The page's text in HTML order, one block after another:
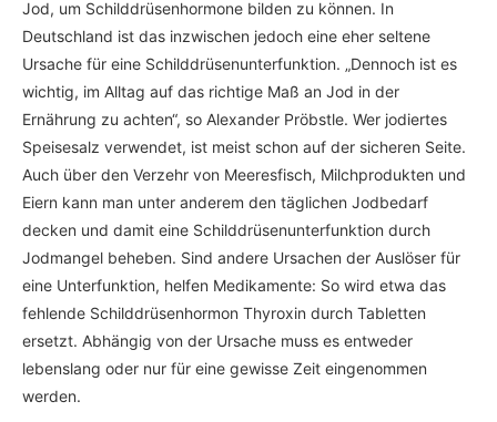
Jod, um Schilddrüsenhormone bilden zu können. In
Deutschland ist das inzwischen jedoch eine eher seltene
Ursache für eine Schilddrüsenunterfunktion. „Dennoch ist es
wichtig, im Alltag auf das richtige Maß an Jod in der
Ernährung zu achten“, so Alexander Pröbstle. Wer jodiertes
Speisesalz verwendet, ist meist schon auf der sicheren Seite.
Auch über den Verzehr von Meeresfisch, Milchprodukten und
Eiern kann man unter anderem den täglichen Jodbedarf
decken und damit eine Schilddrüsenunterfunktion durch
Jodmangel beheben. Sind andere Ursachen der Auslöser für
eine Unterfunktion, helfen Medikamente: So wird etwa das
fehlende Schilddrüsenhormon Thyroxin durch Tabletten
ersetzt. Abhängig von der Ursache muss es entweder
lebenslang oder nur für eine gewisse Zeit eingenommen
werden.